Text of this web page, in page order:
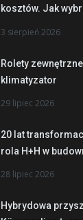
kosztów. Jak
3 sierpień 2026
Rolety
klimatyzator
29 lipiec 2026
20 lat
rola H+H w
28 lipiec 2026
Hybrydowa